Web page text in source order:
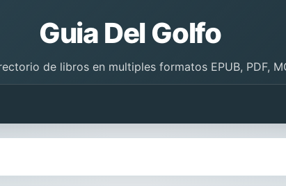
Guia Del Golfo
de libros en multiples formatos EPUB, PDF,